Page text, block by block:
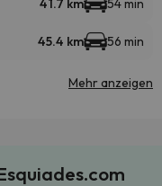
41.7 km 54 min
45.4 km 56 min
Mehr anzeigen